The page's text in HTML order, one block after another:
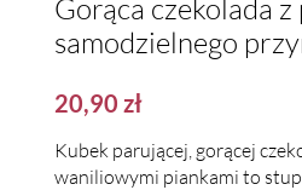
Gorąca czekolada
samodzielnego
20,90 zł
Kubek parującej, gorącej
waniliowymi piankami to